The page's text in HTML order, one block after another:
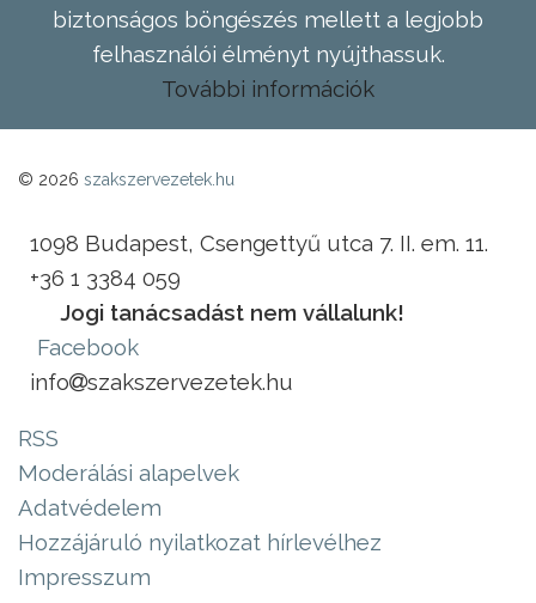
biztonságos böngészés mellett a legjobb
felhasználói élményt nyújthassuk.
További információk
© 2026 szakszervezetek.hu
1098 Budapest, Csengettyű utca 7. II. em. 11.
+36 1 3384 059
Jogi tanácsadást nem vállalunk!
Facebook
info
szakszervezetek.hu
RSS
Moderálási alapelvek
Adatvédelem
Hozzájáruló nyilatkozat hírlevélhez
Impresszum